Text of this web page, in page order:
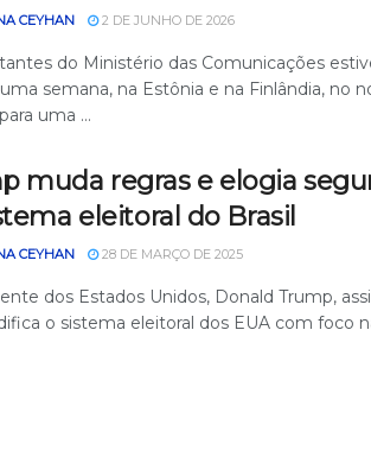
CEYHAN 2 DE JUNHO DE 2026
do Ministério das Comunicações
semana, na Estônia e na Finlândia, no
uma ...
muda regras e elogia
eleitoral do Brasil
CEYHAN 28 DE MARÇO DE 2025
dos Estados Unidos, Donald Trump,
o sistema eleitoral dos EUA com foco